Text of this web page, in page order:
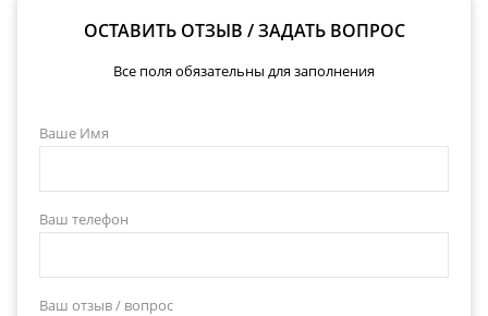
ОСТАВИТЬ ОТЗЫВ / ЗАДАТЬ ВОПРОС
Все поля обязательны для заполнения
Ваше Имя
Ваш телефон
Ваш отзыв / вопрос